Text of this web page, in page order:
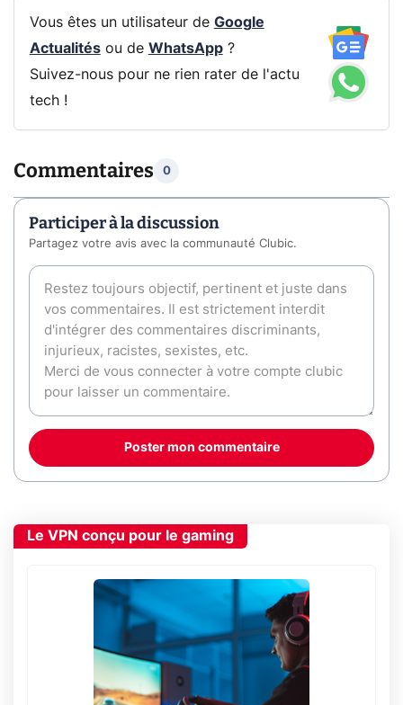
Vous êtes un utilisateur de Google
Actualitésou de WhatsApp?
Suivez-nous pour ne rien rater de l'actu
tech !
Commentaires 0
Participer à la discussion
Partagez votre avis avec la communauté Clubic.
Poster mon commentaire
Le VPN conçu pour le gaming